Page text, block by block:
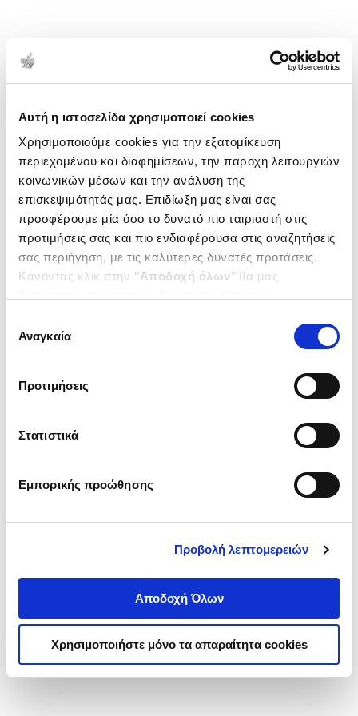
Αυτή η ιστοσελίδα χρησιμοποιεί cookies
Χρησιμοποιούμε cookies για την εξατομίκευση
περιεχομένου και διαφημίσεων, την παροχή λειτουργιών
κοινωνικών μέσων και την ανάλυση της
επισκεψιμότητάς μας. Επιδίωξη μας είναι σας
προσφέρουμε μία όσο το δυνατό πιο ταιριαστή στις
προτιμήσεις σας και πιο ενδιαφέρουσα στις αναζητήσεις
σας περιήγηση, με τις καλύτερες δυνατές προτάσεις.
Κάνοντας κλικ στην ‘’Αποδοχή όλων’’ θα μας
ενδιαφέρουν και να επιλέξετε από τα παρακάτω με την
΄΄και να ενημερωθείτε σχετικά με
συγκατάθεσης
Αναγκαία
Προτιμήσεις
Στατιστικά
Εμπορικής προώθησης
Προβολή λεπτομερειών
Αποδοχή Όλων
Χρησιμοποιήστε μόνο τα απαραίτητα cookies